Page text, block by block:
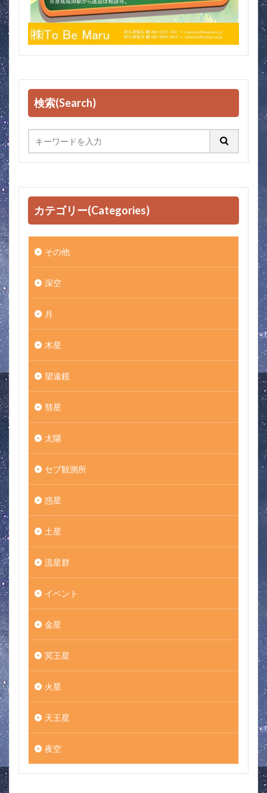
検索(Search)
カテゴリー(Categories)
その他
深空
月
木星
望遠鏡
彗星
太陽
セブ観測所
惑星
土星
流星群
イベント
金星
冥王星
火星
天王星
夜空